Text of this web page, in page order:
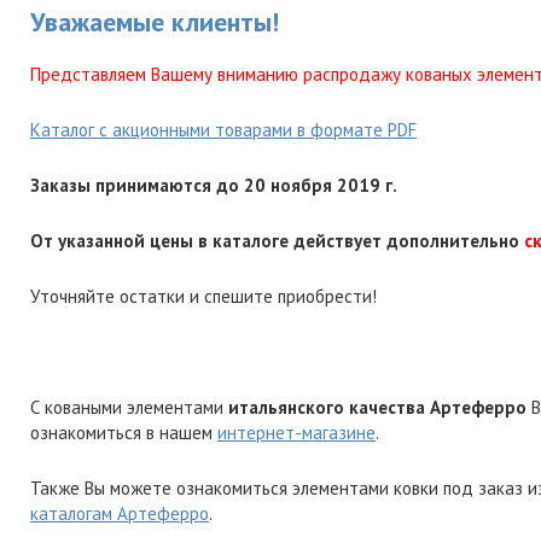
Уважаемые клиенты!
Представляем Вашему вниманию распродажу кованых
Каталог с акционными товарами в формате PDF
Заказы принимаются до 20 ноября 2019 г.
От указанной цены в каталоге действует дополнительно
Уточняйте остатки и спешите приобрести!
С коваными элементами итальянского качества Артеферро
ознакомиться в нашем интернет-магазине.
Также Вы можете ознакомиться элементами ковки под заказ
каталогам Артеферро.